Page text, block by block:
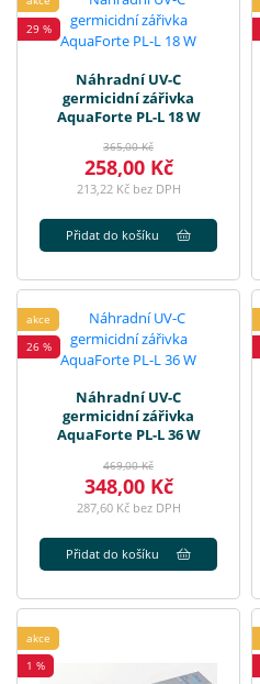
29 %
Náhradní UV-C
germicidní zářivka
AquaForte PL-L 18 W
365,00 Kč
258,00 Kč
213,22 Kč bez DPH
Přidat do košíku
akce
26 %
Náhradní UV-C
germicidní zářivka
AquaForte PL-L 36 W
469,00 Kč
348,00 Kč
287,60 Kč bez DPH
Přidat do košíku
akce
1 %